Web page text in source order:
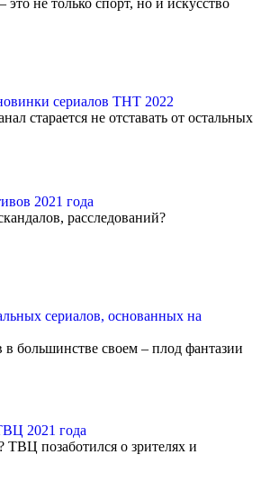
сериалов ТНТ 2022
старается не отставать от остальных
2021 года
расследований?
сериалов, основанных на
большинстве своем – плод фантазии
2021 года
позаботился о зрителях и